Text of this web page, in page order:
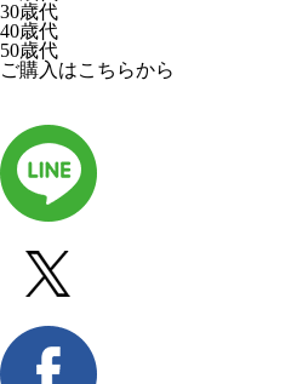
30歳代
40歳代
50歳代
ご購入はこちらから